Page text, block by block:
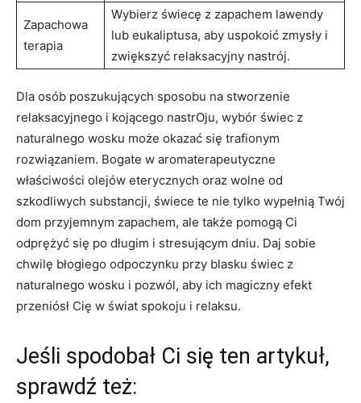
Zapachowa
⁣terapia
Wybierz świecę z zapachem lawendy
lub eukaliptusa, ⁤aby uspokoić zmysły i‌
zwiększyć relaksacyjny ⁣nastrój.
Dla osób poszukujących sposobu na stworzenie
relaksacyjnego i kojącego nastrOju, wybór świec z
naturalnego ​wosku może okazać się trafionym
rozwiązaniem.‌ Bogate w aromaterapeutyczne
właściwości olejów ⁢eterycznych oraz wolne od
szkodliwych⁢ substancji,⁣ świece te nie tylko wypełnią Twój
dom przyjemnym zapachem,‍ ale także pomogą ⁢Ci
odprężyć się po ⁤długim i stresującym dniu. Daj sobie‌
chwilę​ błogiego odpoczynku przy blasku świec z
naturalnego wosku i pozwól, aby ich magiczny efekt
przeniósł Cię​ w⁢ świat spokoju i relaksu.
Jeśli spodobał Ci się ten artykuł,
sprawdź też: